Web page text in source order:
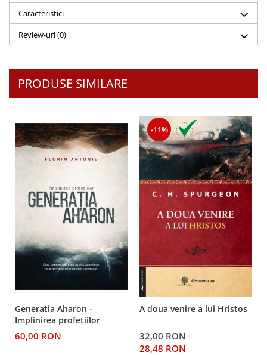
Caracteristici
Review-uri(0)
PRODUSE SIMILARE
Generatia Aharon -
Implinirea profetiilor
60,00 RON
-11%
A doua venire a lui Hristos
32,00 RON
28,48 RON